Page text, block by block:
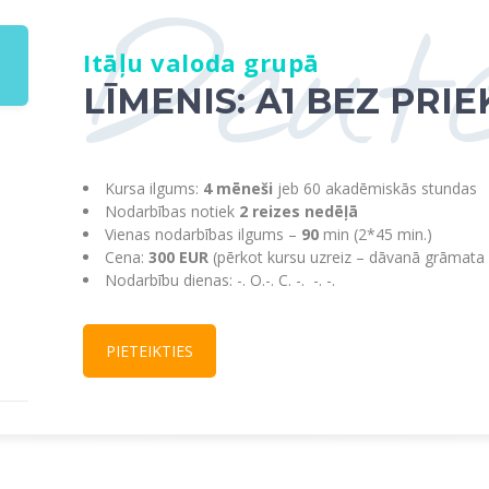
Itāļu valoda grupā
LĪMENIS: A1 BEZ
Kursa ilgums: 4 mēneši jeb 60 akadēmiskās stundas
Nodarbības notiek 2 reizes nedēļā
Vienas nodarbības ilgums – 90 min (2*45 min.)
Cena: 300 EUR (pērkot kursu uzreiz – dāvanā grāmata
Nodarbību dienas: -. O.-. C. -. -. -.
PIETEIKTIES